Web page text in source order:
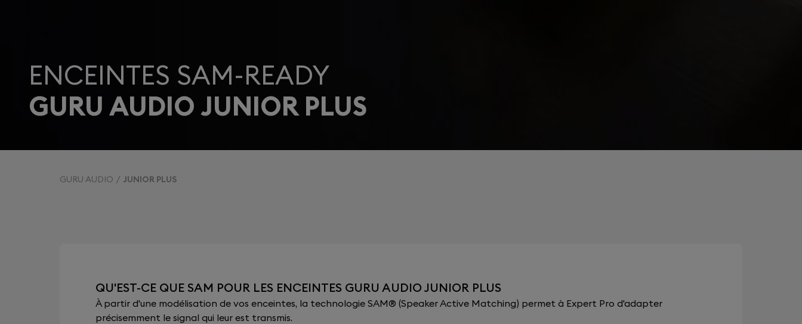
ENCEINTES SAM-READY
GURU AUDIO JUNIOR PLUS
GURU AUDIO JUNIOR PLUS
QU'EST-CE QUE SAM POUR LES ENCEINTES GURU AUDIO JUNIOR PLUS
À partir d'une modélisation de vos enceintes, la technologie SAM® (Speaker Active Matching) permet à Expert Pro d'adapter
précisemment le signal qui leur est transmis.